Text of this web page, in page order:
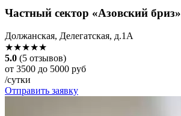
Частный сектор «Азовский бриз»
Должанская, Делегатская, д.1А
★★★★★
5.0 (5 отзывов)
от 3500 до 5000 руб
/сутки
Отправить заявку